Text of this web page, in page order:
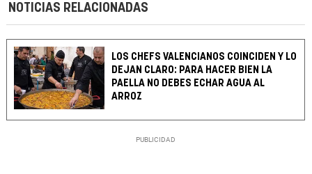
NOTICIAS RELACIONADAS
LOS CHEFS VALENCIANOS COINCIDEN Y LO
DEJAN CLARO: PARA HACER BIEN LA
PAELLA NO DEBES ECHAR AGUA AL
ARROZ